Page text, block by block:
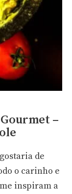
–
de
o carinho e
inspiram a